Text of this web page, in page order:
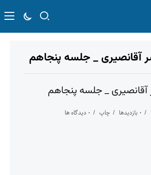
۰ بازدیدها چاپ ۰ دیدگاه ها